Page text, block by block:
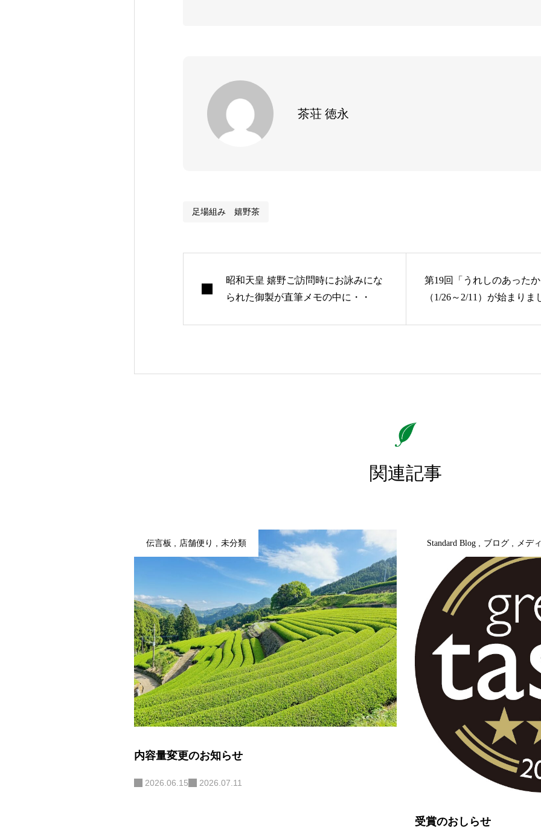
茶荘 徳永
足場組み 嬉野茶
昭和天皇 嬉野ご訪問時にお詠みにな
られた御製が直筆メモの中に・・
第19回「うれしのあったか
（1/26～2/11）が始まりま
関連記事
伝言板 店舗便り 未分類
内容量変更のお知らせ
2026.06.15 2026.07.11
Standard Blog ブログ メデ
受賞のおしらせ